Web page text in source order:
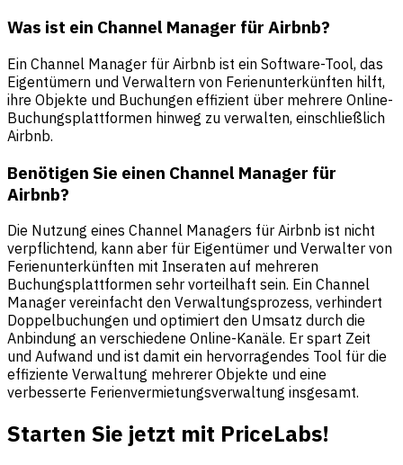
Was ist ein Channel Manager für Airbnb?
Ein Channel Manager für Airbnb ist ein Software-Tool, das
Eigentümern und Verwaltern von Ferienunterkünften hilft,
ihre Objekte und Buchungen effizient über mehrere Online-
Buchungsplattformen hinweg zu verwalten, einschließlich
Airbnb.
Benötigen Sie einen Channel Manager für
Airbnb?
Die Nutzung eines Channel Managers für Airbnb ist nicht
verpflichtend, kann aber für Eigentümer und Verwalter von
Ferienunterkünften mit Inseraten auf mehreren
Buchungsplattformen sehr vorteilhaft sein. Ein Channel
Manager vereinfacht den Verwaltungsprozess, verhindert
Doppelbuchungen und optimiert den Umsatz durch die
Anbindung an verschiedene Online-Kanäle. Er spart Zeit
und Aufwand und ist damit ein hervorragendes Tool für die
effiziente Verwaltung mehrerer Objekte und eine
verbesserte Ferienvermietungsverwaltung insgesamt.
Starten Sie jetzt mit PriceLabs!